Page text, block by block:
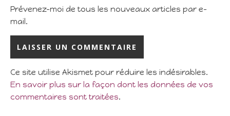
Prévenez-moi de tous les nouveaux articles par e-
mail.
Ce site utilise Akismet pour réduire les indésirables.
En savoir plus sur la façon dont les données de vos
commentaires sont traitées.